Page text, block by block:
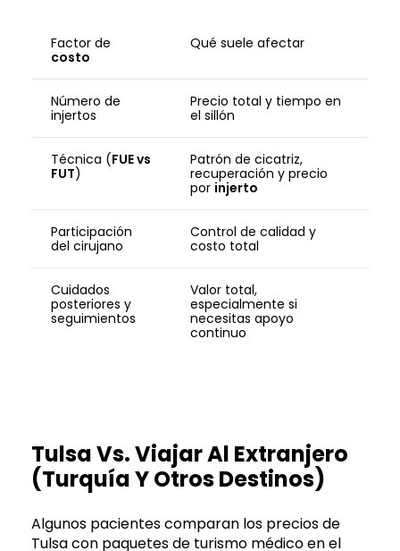
Factor de
costo
Qué suele afectar
Número de
injertos
Precio total y tiempo en
el sillón
Técnica (FUE vs
FUT)
Patrón de cicatriz,
recuperación y precio
por injerto
Participación
del cirujano
Control de calidad y
costo total
Cuidados
posteriores y
seguimientos
Valor total,
especialmente si
necesitas apoyo
continuo
Tulsa Vs. Viajar Al Extranjero
(Turquía Y Otros Destinos)
Algunos pacientes comparan los precios de
Tulsa con paquetes de turismo médico en el